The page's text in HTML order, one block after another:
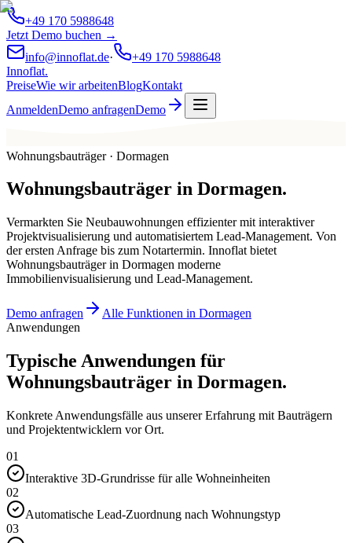
+49 170 5988648
Jetzt Demo buchen →
info@innoflat.de·
+49 170 5988648
Innoflat.
PreiseWie wir arbeitenBlogKontakt
AnmeldenDemo anfragenDemo
Wohnungsbauträger · Dormagen
Wohnungsbauträger in Dormagen.
Vermarkten Sie Neubauwohnungen effizienter mit interaktiver
Projektvisualisierung und automatisiertem Lead-Management. Von
der ersten Anfrage bis zum Notartermin. Innoflat bietet
Wohnungsbauträger in Dormagen moderne
Immobilienvisualisierung und Lead-Management.
Demo anfragen
Alle Funktionen in Dormagen
Anwendungen
Typische Anwendungen für
Wohnungsbauträger in Dormagen.
Konkrete Anwendungsfälle aus unserer Erfahrung mit Bauträgern
und Projektentwicklern vor Ort.
01
Interaktive 3D-Grundrisse für alle Wohneinheiten
02
Automatische Lead-Zuordnung nach Wohnungstyp
03